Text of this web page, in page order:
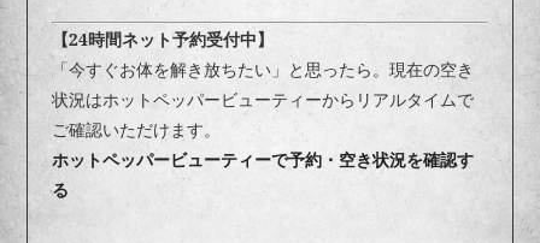
【24時間ネット予約受付中】
「今すぐお体を解き放ちたい」と思ったら。現在の空き
状況はホットペッパービューティーからリアルタイムで
ご確認いただけます。
ホットペッパービューティーで予約・空き状況を確認す
る